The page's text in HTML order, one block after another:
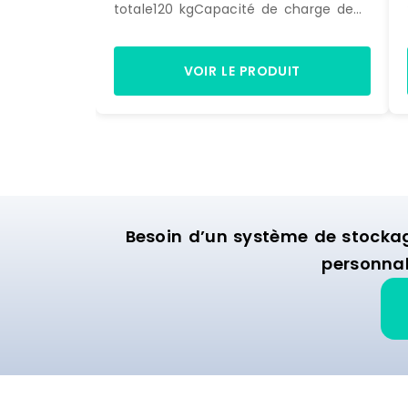
totale120 kgCapacité de charge de
des tablettes137Dimensions des
tablettes35 x 90 cmDimensions
(LxlxH)90 x 35 x 139 cmPoids7,5
VOIR LE PRODUIT
Besoin d’un système de